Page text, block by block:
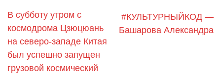
В субботу утром с
космодрома Цзюцюань
на северо-западе Китая
был успешно запущен
грузовой космический
#КУЛЬТУРНЫЙКОД —
Башарова Александра